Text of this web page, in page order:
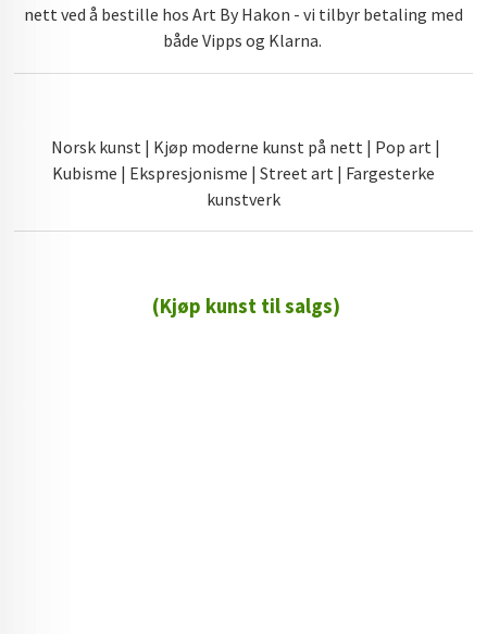
nett ved å bestille hos Art By Hakon - vi tilbyr betaling med
både Vipps og Klarna.
Norsk kunst | Kjøp moderne kunst på nett | Pop art |
Kubisme | Ekspresjonisme | Street art | Fargesterke
kunstverk
(Kjøp kunst til salgs)